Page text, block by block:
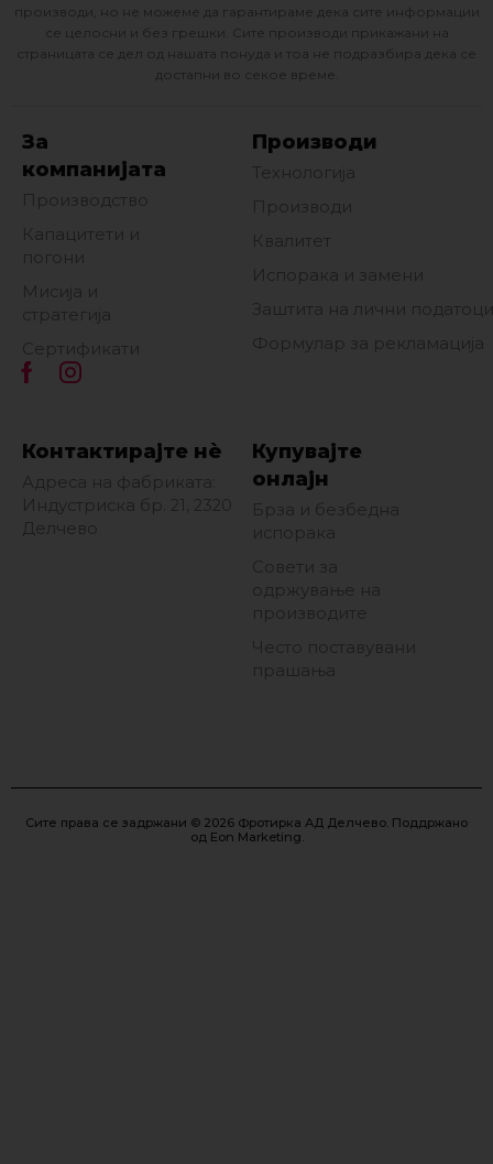
производи, но не можеме да гарантираме дека сите информации
се целосни и без грешки. Сите производи прикажани на
страницата се дел од нашата понуда и тоа не подразбира дека се
достапни во секое време.
За
компанијата
Производство
Капацитети и
погони
Мисија и
стратегија
Сертификати
Производи
Технологија
Производи
Квалитет
Испорака и замени
Заштита на лични податоци
Формулар за рекламација
Контактирајте нè
Адреса на фабриката:
Индустриска бр. 21, 2320
Делчево
Купувајте
онлајн
Брза и безбедна
испорака
Совети за
одржување на
производите
Често поставувани
прашања
Сите права се задржани © 2026 Фротирка АД Делчево. Поддржано
од Eon Marketing